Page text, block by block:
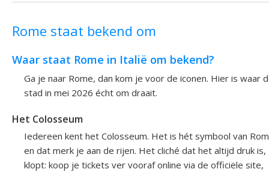
Rome staat bekend om
Waar staat Rome in Italië om bekend?
Ga je naar Rome, dan kom je voor de iconen. Hier is waar
stad in mei 2026 écht om draait.
Het Colosseum
Iedereen kent het Colosseum. Het is hét symbool van
en dat merk je aan de rijen. Het cliché dat het altijd druk is,
klopt: koop je tickets ver vooraf online via de officiële site,